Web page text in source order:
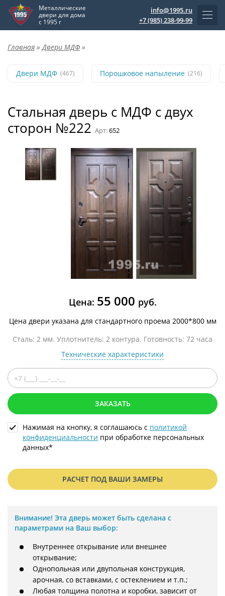
Металлические
двери для дома
с 1995 г
info@1995.ru
+7 (985) 238-99-99
Главная » Двери МДФ »
Двери МДФ (467) Порошковое напыление (216)
Стальная дверь с МДФ с двух
сторон №222 Арт:652
Цена: 55 000 руб.
Цена двери указана для стандартного проема 2000*800 мм
Сталь: 2 мм. Уплотнитель: 2 контура. Готовность: 72 часа
Технические характеристики
ЗАКАЗАТЬ
Нажимая на кнопку, я соглашаюсь с политикой
конфиденциальности при обработке персональных
данных*
РАСЧЕТ ПОД ВАШИ ЗАМЕРЫ
Внимание! Эта дверь может быть сделана с
параметрами на Ваш выбор:
Внутреннее открывание или внешнее
открывание;
Однопольная или двупольная конструкция,
арочная, со вставками, с остеклением и т.п.;
Любая толщина полотна и коробки, зависит от